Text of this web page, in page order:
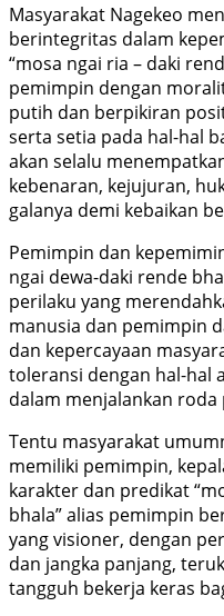
Masyarakat Nagekeo
berintegritas dalam
“mosa ngai ria – daki
pemimpin dengan
putih dan berpikiran
serta setia pada hal-hal
akan selalu
kebenaran, kejujuran,
galanya demi kebaikan
Pemimpin dan
ngai dewa-daki rende
perilaku yang
manusia dan pemimpin
dan kepercayaan
toleransi dengan hal-hal
dalam menjalankan
Tentu masyarakat
memiliki pemimpin,
karakter dan predikat
bhala” alias pemimpin
yang visioner, dengan
dan jangka panjang,
tangguh bekerja keras